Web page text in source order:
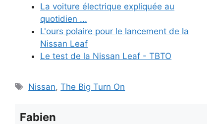
La voiture électrique expliquée au
quotidien ...
L'ours polaire pour le lancement de la
Nissan Leaf
Le test de la Nissan Leaf - TBTO
Étiquettes
Nissan,The Big Turn On
Fabien